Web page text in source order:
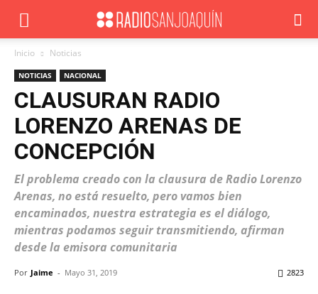
Inicio Noticias
NOTICIAS NACIONAL
CLAUSURAN RADIO
LORENZO ARENAS DE
CONCEPCIÓN
El problema creado con la clausura de Radio Lorenzo
Arenas, no está resuelto, pero vamos bien
encaminados, nuestra estrategia es el diálogo,
mientras podamos seguir transmitiendo, afirman
desde la emisora comunitaria
Por Jaime - Mayo 31, 2019 2823